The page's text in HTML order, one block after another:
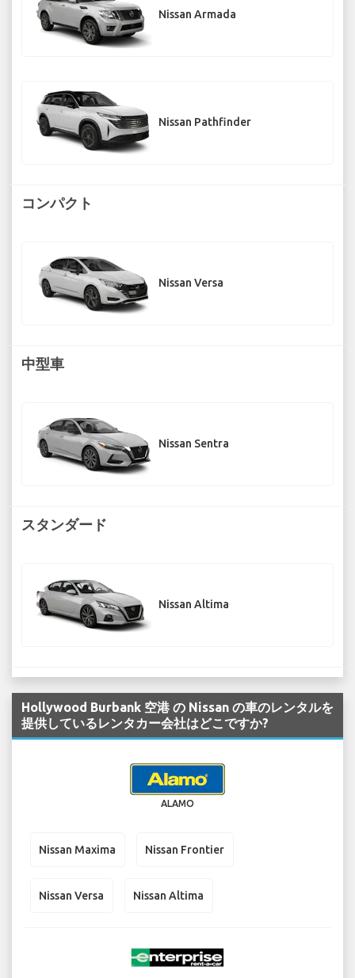
Nissan Armada
Nissan Pathfinder
コンパクト
Nissan Versa
中型車
Nissan Sentra
スタンダード
Nissan Altima
Hollywood Burbank 空港 の Nissan の車のレンタルを
提供しているレンタカー会社はどこですか?
ALAMO
Nissan Maxima Nissan Frontier
Nissan Versa Nissan Altima